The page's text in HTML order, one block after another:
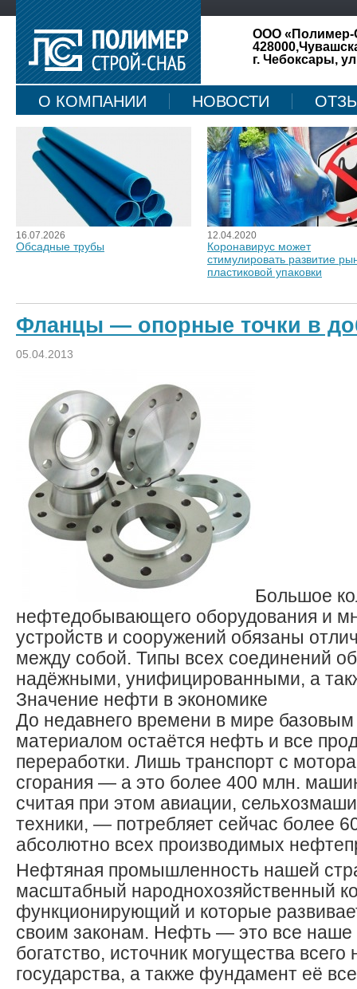
ООО «Полимер-
г. Чебоксары,
О КОМПАНИИ НОВОСТИ
КАРТА САЙТА
16.07.2026
Обсадные трубы
12.04.2020
Коронавирус может
стимулировать развитие
пластиковой упаковки
Фланцы — опорные точки в
05.04.2013
Большое
нефтедобывающего оборудования и
устройств и сооружений обязаны
между собой. Типы всех соединений
надёжными, унифицированными, а
Значение нефти в экономике
До недавнего времени в мире
материалом остаётся нефть и все
переработки. Лишь транспорт с
сгорания — а это более 400 млн.
считая при этом авиации,
техники, — потребляет сейчас более
абсолютно всех производимых
Нефтяная промышленность нашей
масштабный народнохозяйственный
функционирующий и которые
своим законам. Нефть — это все наше
богатство, источник могущества всего
государства, а также фундамент её